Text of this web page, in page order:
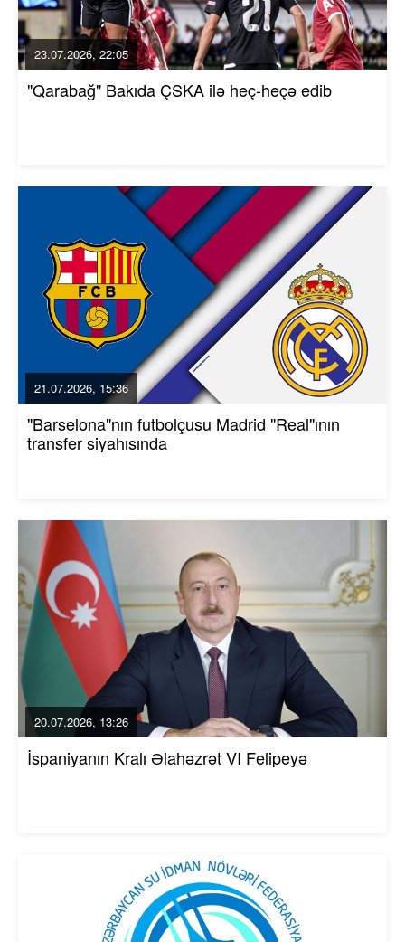
23.07.2026, 22:05
"Qarabağ" Bakıda ÇSKA ilə heç-heçə edib
21.07.2026, 15:36
"Barselona"nın futbolçusu Madrid "Real"ının
transfer siyahısında
20.07.2026, 13:26
İspaniyanın Kralı Əlahəzrət VI Felipeyə